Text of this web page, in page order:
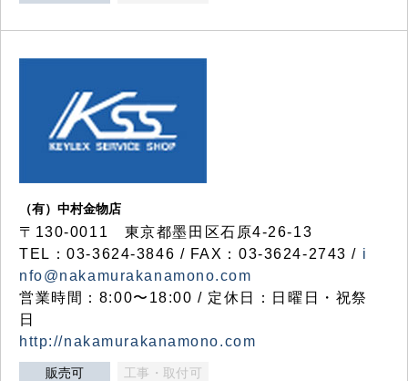
（有）中村金物店
〒130-0011 東京都墨田区石原4-26-13
TEL：03-3624-3846 / FAX：03-3624-2743 / i
nfo@nakamurakanamono.com
営業時間：8:00〜18:00 / 定休日：日曜日・祝祭
日
http://nakamurakanamono.com
販売可 工事・取付可